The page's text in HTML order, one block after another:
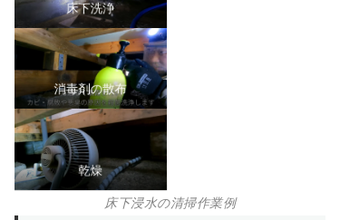
床下洗浄
消毒剤の散布
乾燥
床下浸水の清掃作業例